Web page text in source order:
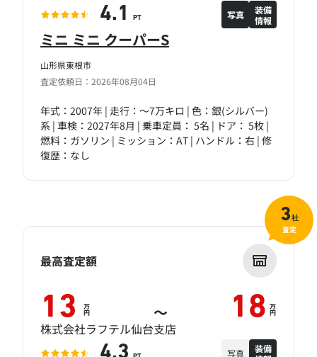
山形県東根市
査定依頼日：2026年08月04日
ミニ ミニ クーパーS
年式：2007年 | 走行：～7万キロ | 色：銀(シルバー)
系 | 車検：2027年8月 | 乗車定員： 5名 | ドア： 5枚 |
燃料：ガソリン | ミッション：AT | ハンドル：右 | 修
復歴：なし
4.1 PT 写真
装備
情報
最高査定額
13 万
円 ～ 18 万
円
株式会社ラフテル仙台支店
写真
装備
3社
査定